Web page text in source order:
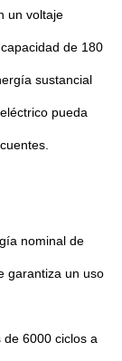
un voltaje
de 180
sustancial
pueda
nominal de
garantiza un uso
6000 ciclos a